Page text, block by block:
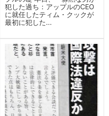
犯した過ち：アップルのCEO
に就任したティム・クックが
最初に犯した...